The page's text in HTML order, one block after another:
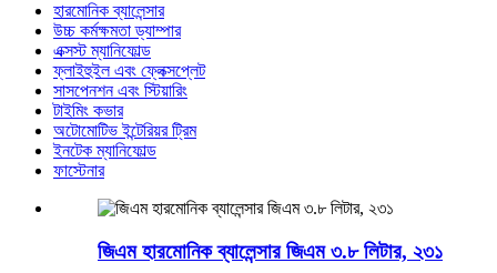
হারমোনিক ব্যালেন্সার
উচ্চ কর্মক্ষমতা ড্যাম্পার
এক্সস্ট ম্যানিফোল্ড
ফ্লাইহুইল এবং ফ্লেক্সপ্লেট
সাসপেনশন এবং স্টিয়ারিং
টাইমিং কভার
অটোমোটিভ ইন্টেরিয়র ট্রিম
ইনটেক ম্যানিফোল্ড
ফাস্টেনার
জিএম হারমোনিক ব্যালেন্সার জিএম ৩.৮ লিটার, ২৩১